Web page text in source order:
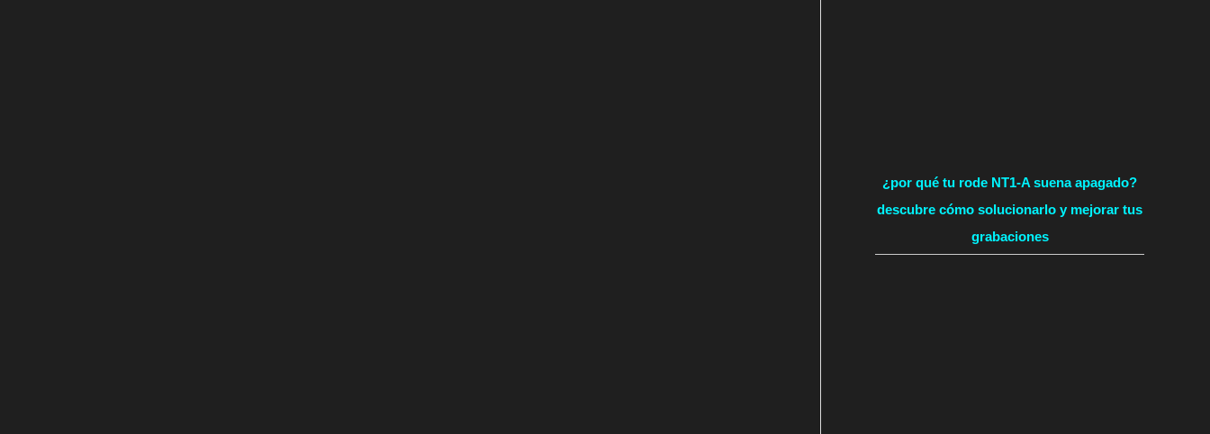
¿por qué tu rode NT1-A suena apagado?
descubre cómo solucionarlo y mejorar tus
grabaciones